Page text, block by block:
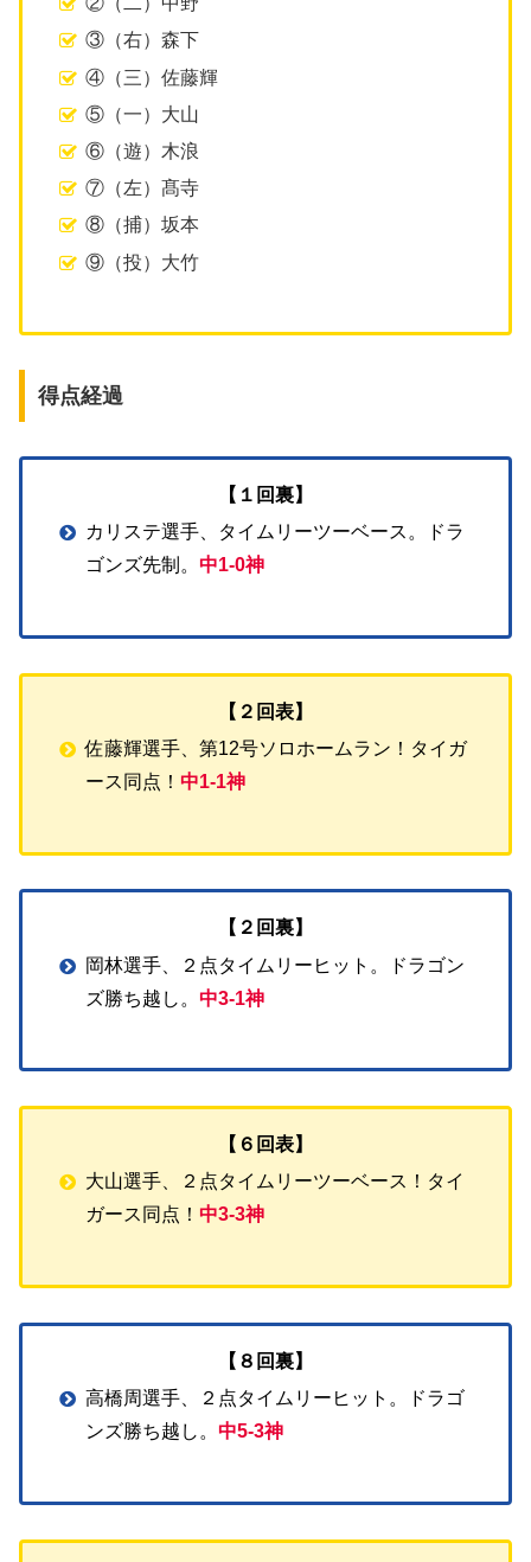
③（右）森下
④（三）佐藤輝
⑤（一）大山
⑥（遊）木浪
⑦（左）髙寺
⑧（捕）坂本
⑨（投）大竹
得点経過
【１回裏】
カリステ選手、タイムリーツーベース。ドラ
ゴンズ先制。中1-0神
【２回表】
佐藤輝選手、第12号ソロホームラン！タイガ
ース同点！中1-1神
【２回裏】
岡林選手、２点タイムリーヒット。ドラゴン
ズ勝ち越し。中3-1神
【６回表】
大山選手、２点タイムリーツーベース！タイ
ガース同点！中3-3神
【８回裏】
高橋周選手、２点タイムリーヒット。ドラゴ
ンズ勝ち越し。中5-3神